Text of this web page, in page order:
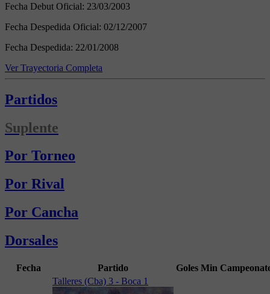
Fecha Debut Oficial: 23/03/2003
Fecha Despedida Oficial: 02/12/2007
Fecha Despedida: 22/01/2008
Ver Trayectoria Completa
Partidos
Suplente
Por Torneo
Por Rival
Por Cancha
Dorsales
Fecha Partido Goles Min
Talleres (Cba) 3 - Boca 1